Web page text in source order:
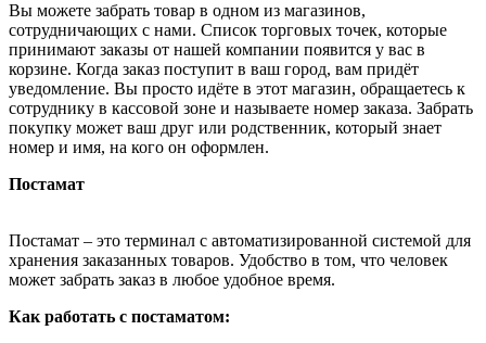
Вы можете забрать товар в одном из магазинов,
сотрудничающих с нами. Список торговых точек, которые
принимают заказы от нашей компании появится у вас в
корзине. Когда заказ поступит в ваш город, вам придёт
уведомление. Вы просто идёте в этот магазин, обращаетесь к
сотруднику в кассовой зоне и называете номер заказа. Забрать
покупку может ваш друг или родственник, который знает
номер и имя, на кого он оформлен.
Постамат
Постамат – это терминал с автоматизированной системой для
хранения заказанных товаров. Удобство в том, что человек
может забрать заказ в любое удобное время.
Как работать с постаматом: